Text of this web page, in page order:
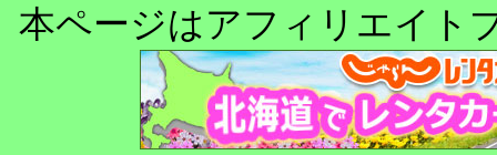
本ページはアフィリエイト